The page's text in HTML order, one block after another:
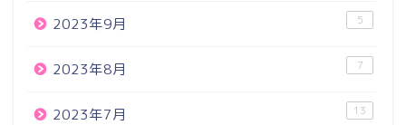
2023年9月 5
2023年8月 7
2023年7月 13